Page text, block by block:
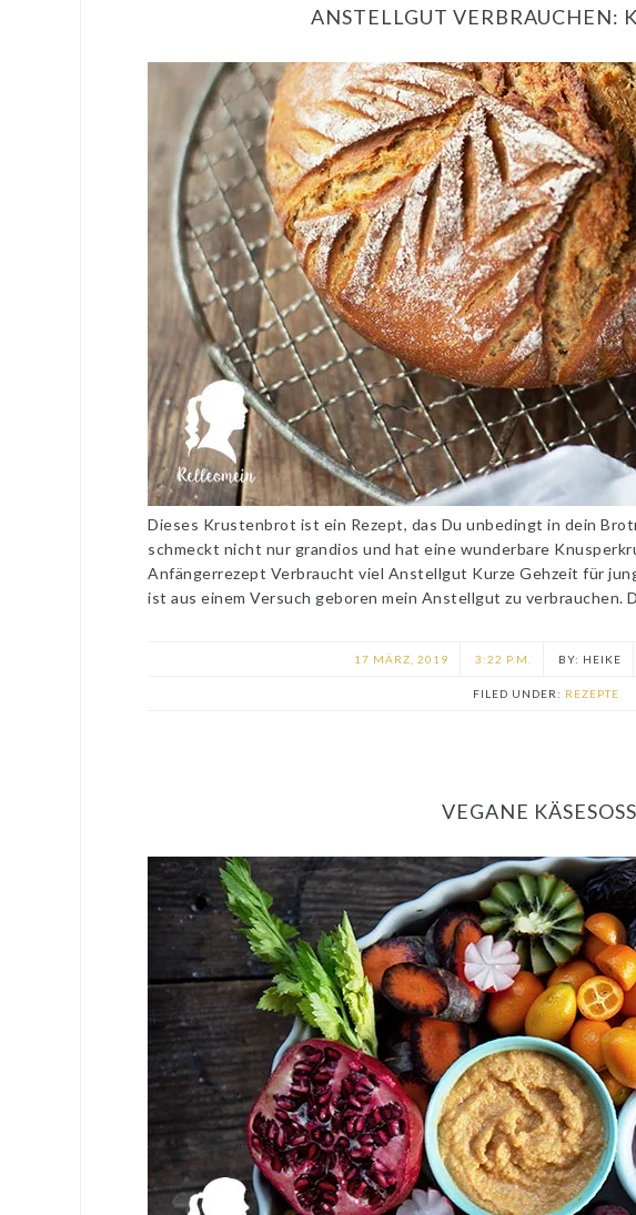
ANSTELLGUT VERBRAUCHEN:
Dieses Krustenbrot ist ein Rezept, das Du unbedingt in dein
schmeckt nicht nur grandios und hat eine wunderbare
Anfängerrezept Verbraucht viel Anstellgut Kurze Gehzeit für
ist aus einem Versuch geboren mein Anstellgut zu verbrauchen.
17 MÄRZ, 2019 3:22 P.M. HEIKE
FILED UNDER: REZEPTE
VEGANE KÄSESOSSE